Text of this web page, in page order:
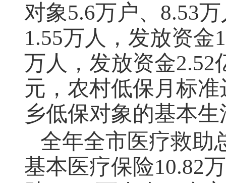
对象5.6万户、8.53
1.55万人，发放资金
万人，发放资金2.52
元，农村低保月标
乡低保对象的基本生
全年全市医疗救助
基本医疗保险10.82